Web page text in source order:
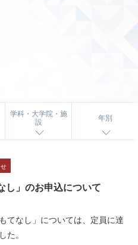
卒業生の方へ
企業・採用担当者の方へ
学科・大学院・施
設
年別
し」のお申込について
てなし」については、定員に達
。